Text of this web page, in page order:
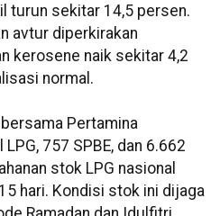
turun sekitar 14,5 persen.
avtur diperkirakan
kerosene naik sekitar 4,2
normal.
Pertamina
757 SPBE, dan 6.662
stok LPG nasional
hari. Kondisi stok ini dijaga